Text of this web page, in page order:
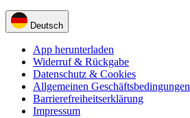
Deutsch
App herunterladen
Widerruf & Rückgabe
Datenschutz & Cookies
Allgemeinen Geschäftsbedingungen
Barrierefreiheitserklärung
Impressum